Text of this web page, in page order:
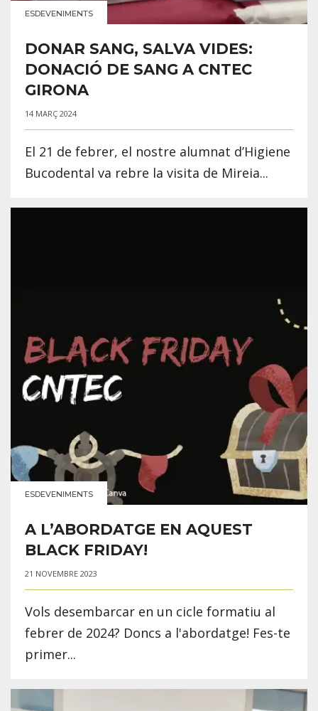
ESDEVENIMENTS
DONAR SANG, SALVA VIDES:
DONACIÓ DE SANG A CNTEC
GIRONA
14 MARÇ 2024
El 21 de febrer, el nostre alumnat d’Higiene
Bucodental va rebre la visita de Mireia...
ESDEVENIMENTS
A L’ABORDATGE EN AQUEST
BLACK FRIDAY!
21 NOVEMBRE 2023
Vols desembarcar en un cicle formatiu al
febrer de 2024? Doncs a l'abordatge! Fes-te
primer...